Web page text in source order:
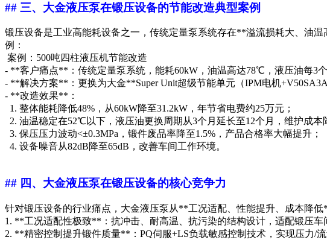
## 三、大金液压泵在锻压设备的节能改造典型案例
锻压设备是工业高能耗设备之一，传统定量泵系统存在**溢流损耗大、油
例：
案例：500吨四柱液压机节能改造
- **客户痛点**：传统定量泵系统，能耗60kW，油温高达78℃，液压油每3
- **解决方案**：更换为大金**Super Unit超级节能单元（IPM电机
- **改造效果**：
1. 整体能耗降低48%，从60kW降至31.2kW，年节省电费约25万元；
2. 油温稳定在52℃以下，液压油更换周期从3个月延长至12个月，维护成本
3. 保压压力波动<±0.3MPa，锻件废品率降至1.5%，产品合格率大幅提升；
4. 设备噪音从82dB降至65dB，改善车间工作环境。
## 四、大金液压泵在锻压设备的核心竞争力
针对锻压设备的行业痛点，大金液压泵从**工况适配、性能提升、成本降
1. **工况适配性极致**：抗冲击、耐高温、抗污染的结构设计，适配锻压
2. **精密控制提升锻件质量**：PQ伺服+LS负载敏感控制技术，实现压力/